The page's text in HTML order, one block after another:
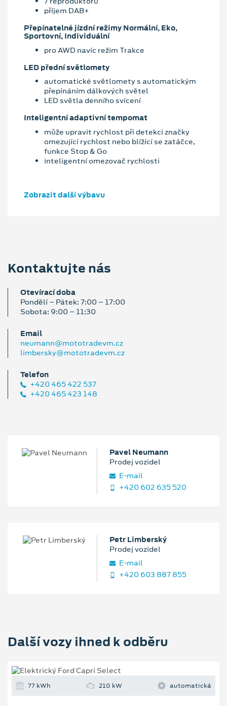
příjem DAB+
Přepínatelné jízdní režimy Normální, Eko,
Sportovní, Individuální
pro AWD navíc režim Trakce
LED přední světlomety
automatické světlomety s automatickým
přepínáním dálkových světel
LED světla denního svícení
Inteligentní adaptivní tempomat
může upravit rychlost při detekci značky
omezující rychlost nebo blížící se zatáčce,
funkce Stop & Go
inteligentní omezovač rychlosti
Zobrazit další výbavu
Kontaktujte nás
Otevírací doba
Pondělí – Pátek: 7:00 – 17:00
Sobota: 9:00 – 11:30
Email
neumann@mototradevm.cz
limbersky@mototradevm.cz
Telefon
+420 465 422 537
+420 465 423 148
Pavel Neumann
Prodej vozidel
E‑mail
+420 602 635 520
Petr Limberský
Prodej vozidel
E‑mail
+420 603 887 855
Další vozy ihned k odběru
77 kWh 210 kW automatická